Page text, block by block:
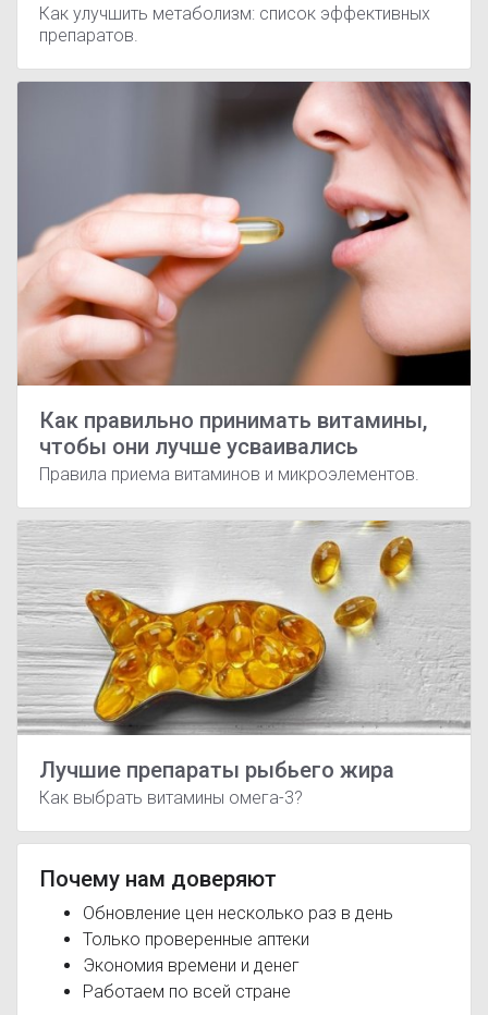
Как улучшить метаболизм: список эффективных
препаратов.
Как правильно принимать витамины,
чтобы они лучше усваивались
Правила приема витаминов и микроэлементов.
Лучшие препараты рыбьего жира
Как выбрать витамины омега-3?
Почему нам доверяют
Обновление цен несколько раз в день
Только проверенные аптеки
Экономия времени и денег
Работаем по всей стране